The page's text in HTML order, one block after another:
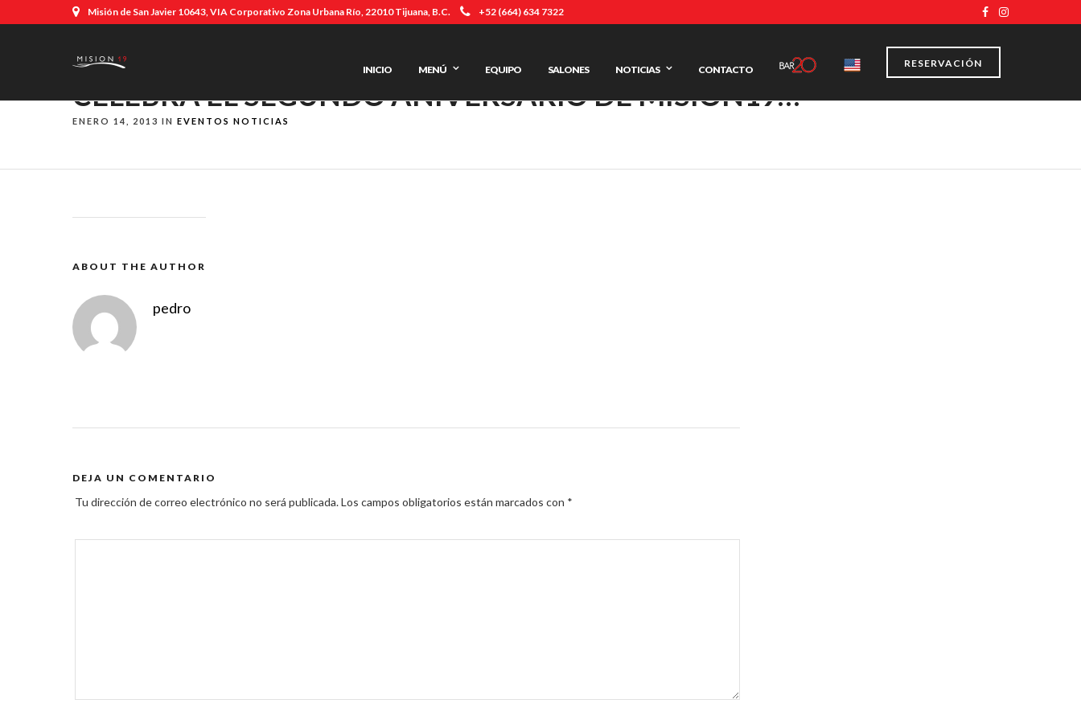
Misión de San Javier 10643, VIA Corporativo Zona Urbana Río, 22010 Tijuana, B.C. +52 (664) 634 7322
RESERVACIÓN
INICIO MENÚ EQUIPO SALONES NOTICIAS CONTACTO
CELEBRA EL SEGUNDO ANIVERSARIO DE MISION19…
ENERO 14, 2013 IN EVENTOS NOTICIAS
ABOUT THE AUTHOR
pedro
DEJA UN COMENTARIO
Tu dirección de correo electrónico no será publicada.Los campos obligatorios están marcados con *